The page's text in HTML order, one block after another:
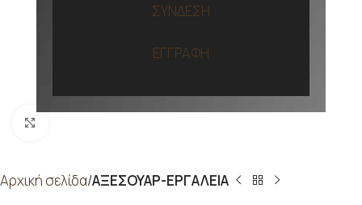
ΣΥΝΔΕΣΗ
ΕΓΓΡΑΦΗ
Αρχική σελίδα ΑΞΕΣΟΥΑΡ-ΕΡΓΑΛΕΙΑ